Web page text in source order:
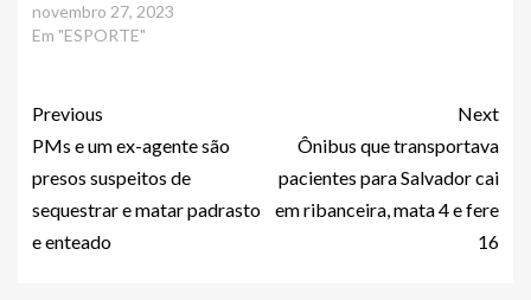
novembro 27, 2023
Em "ESPORTE"
Previous
PMs e um ex-agente são
presos suspeitos de
sequestrar e matar padrasto
e enteado
Next
Ônibus que transportava
pacientes para Salvador cai
em ribanceira, mata 4 e fere
16